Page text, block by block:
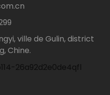
ville de Gulin, district
Chine.